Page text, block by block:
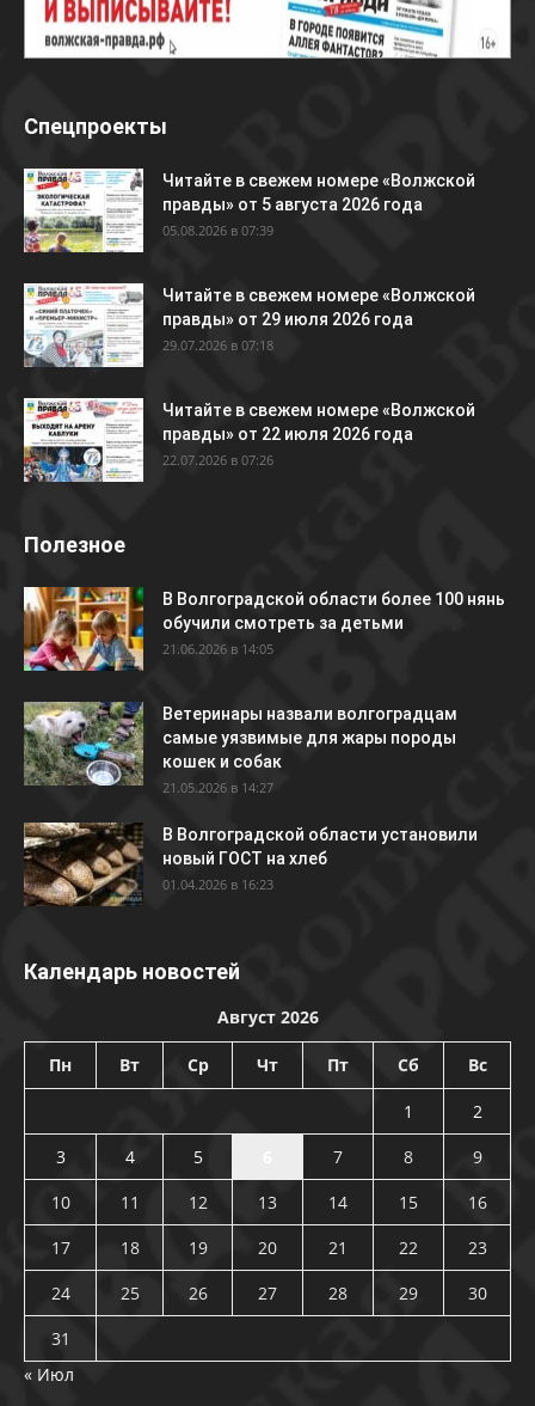
Спецпроекты
Читайте в свежем номере «Волжской
правды» от 5 августа 2026 года
05.08.2026 в 07:39
Читайте в свежем номере «Волжской
правды» от 29 июля 2026 года
29.07.2026 в 07:18
Читайте в свежем номере «Волжской
правды» от 22 июля 2026 года
22.07.2026 в 07:26
Полезное
В Волгоградской области более 100 нянь
обучили смотреть за детьми
21.06.2026 в 14:05
Ветеринары назвали волгоградцам
самые уязвимые для жары породы
кошек и собак
21.05.2026 в 14:27
В Волгоградской области установили
новый ГОСТ на хлеб
01.04.2026 в 16:23
Календарь новостей
Август 2026
Пн Вт Ср Чт Пт Сб Вс
1
2
3
4 5 7 8
9
10
11 12 13 14 15
16
17
18 19 20 21 22
23
24
25 26 27 28 29
30
31
« Июл